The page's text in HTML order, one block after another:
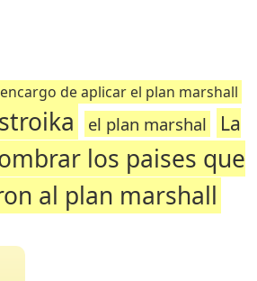
de aplicar el plan marshall
el plan marshal
La
los paises que
al plan marshall